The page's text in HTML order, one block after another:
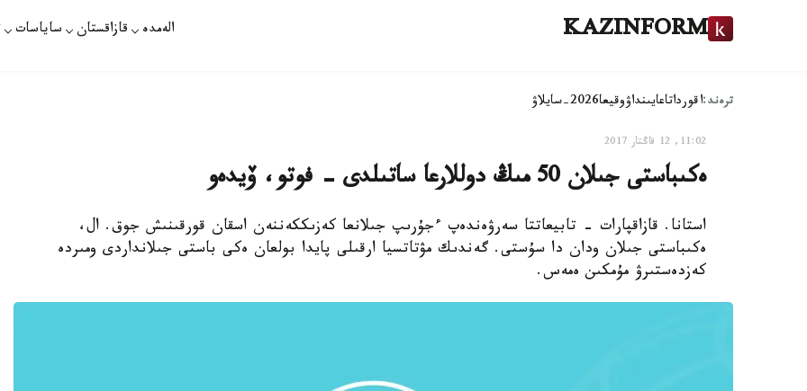
KAZINFORM الەمدە قازاقستان ساياسات
ترەند:اقورداتاعايىنداۋوقيعا2026-سايلاۋ
11:02, 12 قاڭتار 2017
ەكىباستى جىلان 50 مىڭ دوللارعا ساتىلدى - فوتو، ۆيدەو
استانا. قازاقپارات - تابيعاتتا سەرۋەندەپ ءجۇرىپ جىلانعا كەزىككەننەن اسقان قورقىنىش جوق. ال،
ەكىباستى جىلان ودان دا سۇستى. گەندىك مۋتاتسيا ارقىلى پايدا بولعان ەكى باستى جىلانداردى ومىردە
كەزدەستىرۋ مۇمكىن ەمەس.